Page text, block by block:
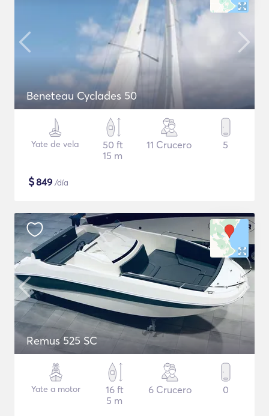
Beneteau Cyclades 50
Yate de vela
50 ft
15 m
11 Crucero 5
$849 /día
Remus 525 SC
Yate a motor
16 ft
5 m
6 Crucero 0